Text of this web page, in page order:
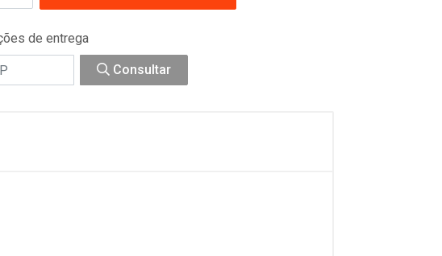
de entrega
Consultar